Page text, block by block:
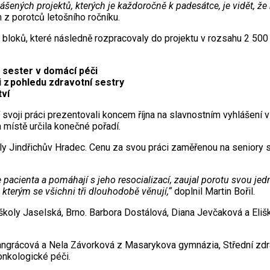
projektů, kterých je každoročně k padesátce, je vidět,
z porotců letošního ročníku.
které následně rozpracovaly do projektu v rozsahu 2
v domácí péči
pohledu zdravotní sestry
práci prezentovali koncem října na slavnostním vyhlášení
určila konečné pořadí.
Hradec. Cenu za svou práci zaměřenou na
a pomáhají s jeho resocializací, zaujal porotu svou
se všichni tři dlouhodobě věnují,“doplnil Martin Bořil.
Jaselská, Brno. Barbora Dostálová, Diana Jevčaková a
a Nela Závorková z Masarykova gymnázia, Střední
péči.